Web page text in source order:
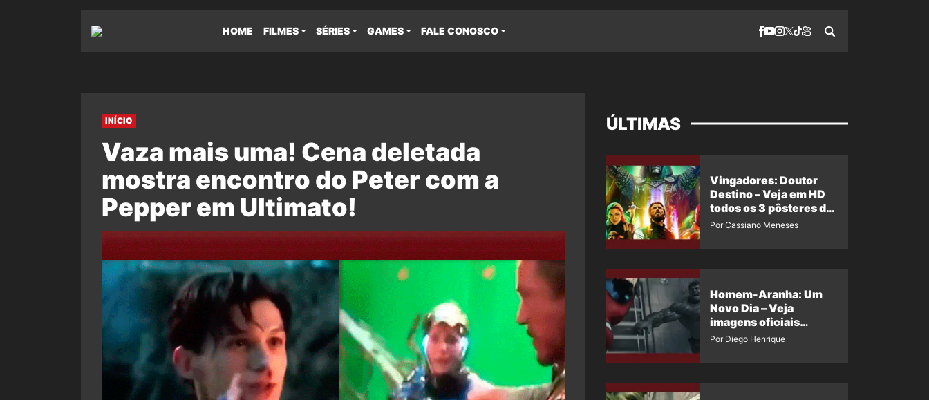
HOME FILMES SÉRIES GAMES FALE CONOSCO
INÍCIO
Vaza mais uma! Cena deletada
mostra encontro do Peter com a
Pepper em Ultimato!
ÚLTIMAS
Vingadores: Doutor
Destino – Veja em HD
todos os 3 pôsteres de
‘Doomsday’ + 1 imagem
Por Cassiano Meneses
Homem-Aranha: Um
Novo Dia – Veja
imagens oficiais
descartadas do Hulk
Por Diego Henrique